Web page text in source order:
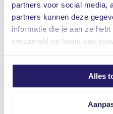
partners voor social media,
partners kunnen deze
informatie die je aan ze
verzameld op basis van
Alles